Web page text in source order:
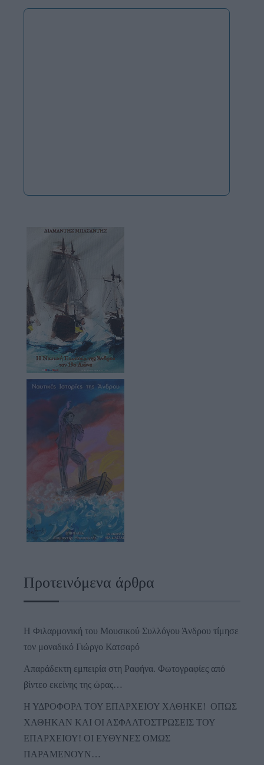
Προτεινόμενα άρθρα
Η Φιλαρμονική του Μουσικού Συλλόγου Άνδρου τίμησε
τον μοναδικό Γιώργο Κατσαρό
Απαράδεκτη εμπειρία στη Ραφήνα. Φωτογραφίες από
βίντεο εκείνης της ώρας…
Η ΥΔΡΟΦΟΡΑ ΤΟΥ ΕΠΑΡΧΕΙΟΥ ΧΑΘΗΚΕ! ΟΠΩΣ
ΧΑΘΗΚΑΝ ΚΑΙ ΟΙ ΑΣΦΑΛΤΟΣΤΡΩΣΕΙΣ ΤΟΥ
ΕΠΑΡΧΕΙΟΥ! ΟΙ ΕΥΘΥΝΕΣ ΟΜΩΣ
ΠΑΡΑΜΕΝΟΥΝ…